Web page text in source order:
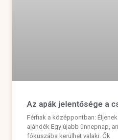
Az apák jelentősége a
Férfiak a középpontban:
ajándék Egy újabb ünnepnap,
fókuszába kerülhet valaki. Ők